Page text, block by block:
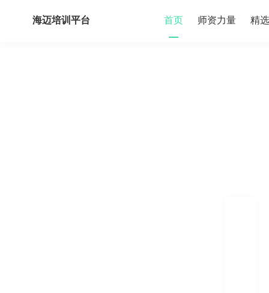
海迈培训平台 首页 师资力量 精